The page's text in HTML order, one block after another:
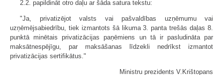
2.2. papildināt otro daļu ar šāda satura tekstu:
"Ja, privatizējot valsts vai pašvaldības uzņēmumu vai
uzņēmējsabiedrību, tiek izmantots šā likuma 3. panta trešās daļas 8.
punktā minētais privatizācijas paņēmiens un tā ir pasludināta par
maksātnespējīgu, par maksāšanas līdzekli nedrīkst izmantot
privatizācijas sertifikātus."
Ministru prezidents V.Krištopans